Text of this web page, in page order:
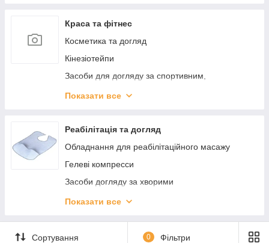
Краса та фітнес
Косметика та догляд
Кінезіотейпи
Засоби для догляду за спортивним,
Показати все
Реабілітація та догляд
Обладнання для реабілітаційного масажу
Гелеві компресси
Засоби догляду за хворими
Паличка для ходьби (Трість)
Приладдя для ванни
Показати все
Сортування 0 Фільтри